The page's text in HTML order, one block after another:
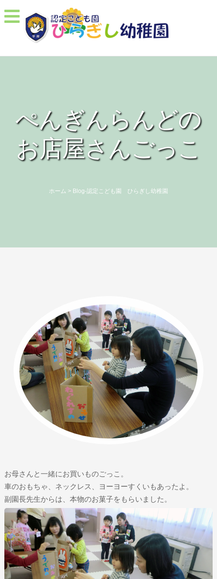
ぺんぎんらんどの
お店屋さんごっこ
ホーム > Blog-認定こども園 ひらぎし幼稚園
お母さんと一緒にお買いものごっこ。
車のおもちゃ、ネックレス、ヨーヨーすくいもあったよ。
副園長先生からは、本物のお菓子をもらいました。